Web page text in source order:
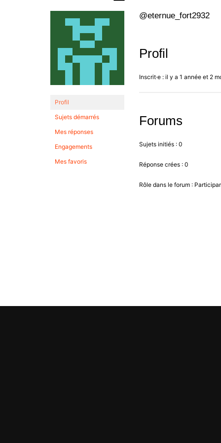
Profil
Sujets démarrés
Mes réponses
Engagements
Mes favoris
@eternue_fort2932
Profil
Inscrit·e : il y a 1 année et 2
Forums
Sujets initiés : 0
Réponse crées : 0
Rôle dans le forum :